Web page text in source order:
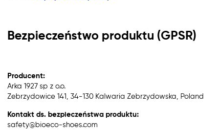
Bezpieczeństwo produktu (GPSR)
Producent:
Arka 1927 sp z o.o.
Zebrzydowice 141, 34-130 Kalwaria Zebrzydowska, Poland
Kontakt ds. bezpieczeństwa produktu:
safety@bioeco-shoes.com